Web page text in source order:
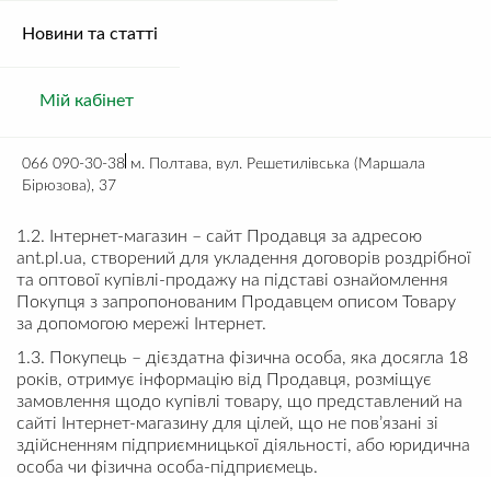
Новини та статті
Мій кабінет
066 090-30-38 м. Полтава, вул. Решетилівська (Маршала
Бірюзова), 37
на сторінці оформлення замовлення і отримання
1. Терміни та визначення
обраний покупцем на сайті Інтернет-магазину та
поміщений у кошик, або вже придбаний Покупцем у
1.2. Інтернет-магазин – сайт Продавця за адресою
ant.pl.ua, створений для укладення договорів роздрібної
та оптової купівлі-продажу на підставі ознайомлення
Покупця з запропонованим Продавцем описом Товару
за допомогою мережі Інтернет.
1.3. Покупець – дієздатна фізична особа, яка досягла 18
років, отримує інформацію від Продавця, розміщує
замовлення щодо купівлі товару, що представлений на
сайті Інтернет-магазину для цілей, що не пов’язані зі
здійсненням підприємницької діяльності, або юридична
особа чи фізична особа-підприємець.